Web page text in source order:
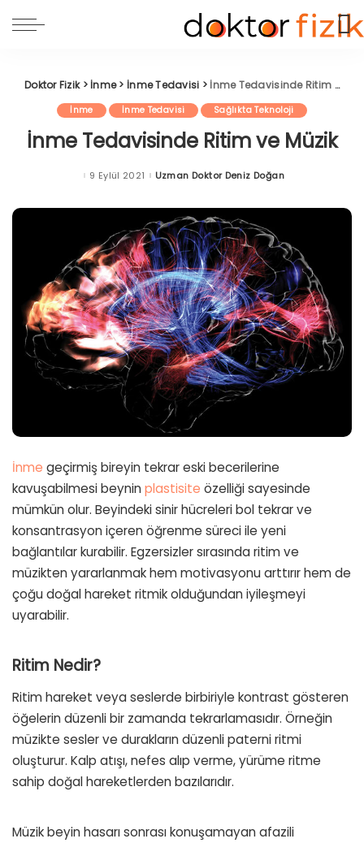
Doktor Fizik> İnme> İnme Tedavisi > İnme Tedavisinde Ritim ve Müzik
İnme İnme Tedavisi Sağlıkta Teknoloji
İnme Tedavisinde Ritim ve Müzik
9 Eylül 2021 Posted
Uzman Doktor Deniz Doğan
İnme geçirmiş bireyin tekrar eski becerilerine
kavuşabilmesi beynin plastisite özelliği sayesinde
mümkün olur. Beyindeki sinir hücreleri bol tekrar ve
konsantrasyon içeren öğrenme süreci ile yeni
bağlantılar kurabilir. Egzersizler sırasında ritim ve
müzikten yararlanmak hem motivasyonu arttırır hem de
çoğu doğal hareket ritmik olduğundan iyileşmeyi
uyarabilir.
Ritim Nedir?
Ritim hareket veya seslerde birbiriyle kontrast gösteren
öğelerin düzenli bir zamanda tekrarlamasıdır. Örneğin
müzikte sesler ve durakların düzenli paterni ritmi
oluşturur. Kalp atışı, nefes alıp verme, yürüme ritme
sahip doğal hareketlerden bazılarıdır.
Müzik beyin hasarı sonrası konuşamayan afazili